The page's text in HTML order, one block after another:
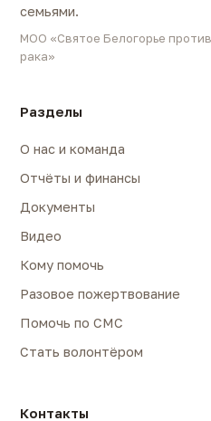
семьями.
МОО «Святое Белогорье
рака»
Разделы
О нас и команда
Отчёты и финансы
Документы
Видео
Кому помочь
Разовое пожертвование
Помочь по СМС
Стать волонтёром
Контакты